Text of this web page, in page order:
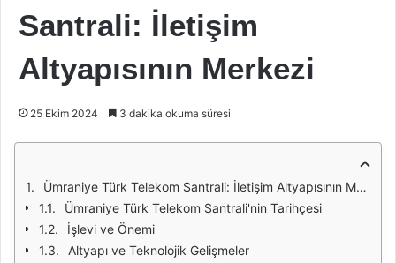
Santrali: İletişim
Altyapısının Merkezi
25 Ekim 2024 3 dakika okuma süresi
Ümraniye Türk Telekom Santrali: İletişim Altyapısının Merkezi
Ümraniye Türk Telekom Santrali'nin Tarihçesi
İşlevi ve Önemi
Altyapı ve Teknolojik Gelişmeler